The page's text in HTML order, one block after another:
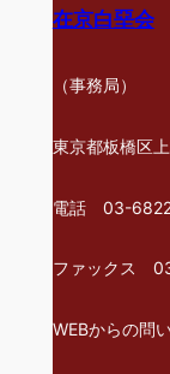
在京白堊会
（事務局）
東京都板橋区
電話 03-
ファックス
WEBからの問